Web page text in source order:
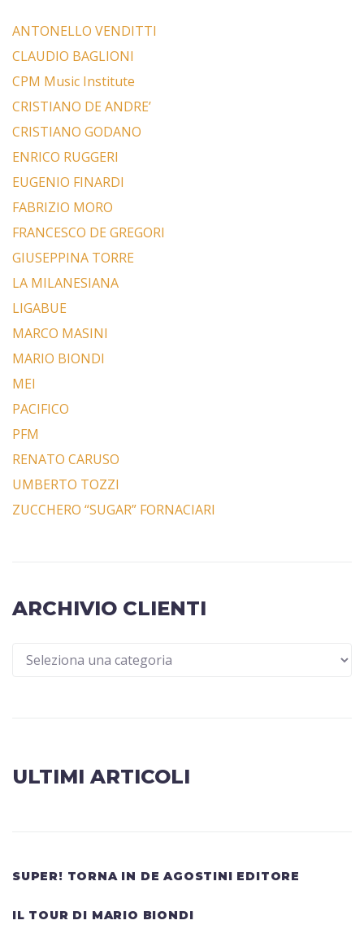
ANTONELLO VENDITTI
CLAUDIO BAGLIONI
CPM Music Institute
CRISTIANO DE ANDRE’
CRISTIANO GODANO
ENRICO RUGGERI
EUGENIO FINARDI
FABRIZIO MORO
FRANCESCO DE GREGORI
GIUSEPPINA TORRE
LA MILANESIANA
LIGABUE
MARCO MASINI
MARIO BIONDI
MEI
PACIFICO
PFM
RENATO CARUSO
UMBERTO TOZZI
ZUCCHERO “SUGAR” FORNACIARI
ARCHIVIO CLIENTI
ULTIMI ARTICOLI
SUPER! TORNA IN DE AGOSTINI EDITORE
IL TOUR DI MARIO BIONDI